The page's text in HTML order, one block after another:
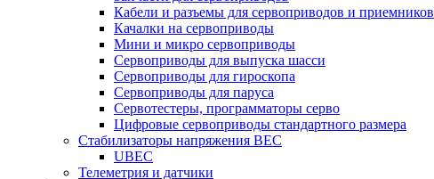
Кабели и разъемы для сервоприводов и приемников
Качалки на сервоприводы
Мини и микро сервоприводы
Сервоприводы для выпуска шасси
Сервоприводы для гироскопа
Сервоприводы для паруса
Сервотестеры, программаторы серво
Цифровые сервоприводы стандартного размера
Стабилизаторы напряжения BEC
UBEC
Телеметрия и датчики